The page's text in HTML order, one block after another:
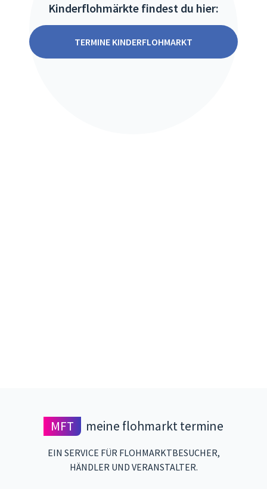
Kinderflohmärkte findest du hier:
TERMINE KINDERFLOHMARKT
MFT meine flohmarkt termine
EIN SERVICE FÜR FLOHMARKTBESUCHER,
HÄNDLER UND VERANSTALTER.